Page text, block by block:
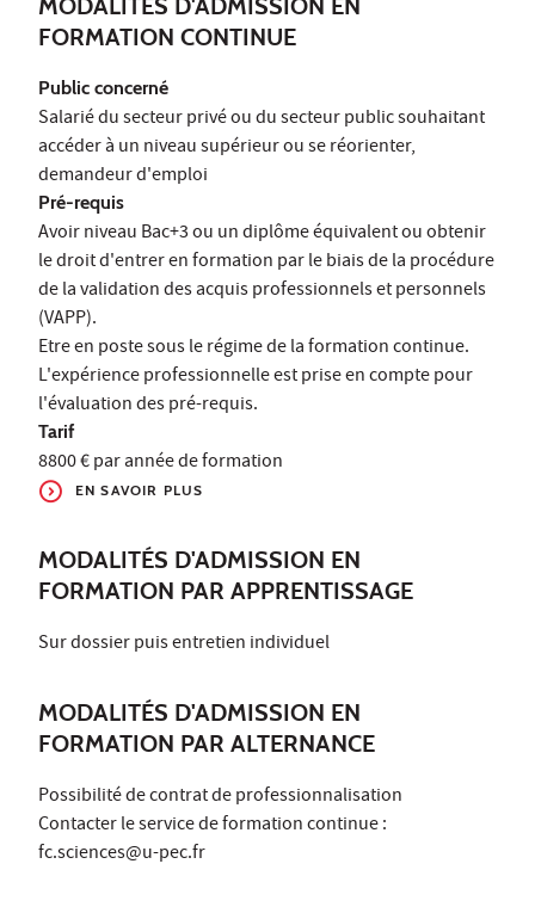
MODALITÉS D'ADMISSION EN
FORMATION CONTINUE
Public concerné
Salarié du secteur privé ou du secteur public souhaitant
accéder à un niveau supérieur ou se réorienter,
demandeur d'emploi
Pré-requis
Avoir niveau Bac+3 ou un diplôme équivalent ou obtenir
le droit d'entrer en formation par le biais de la procédure
de la validation des acquis professionnels et personnels
(VAPP).
Etre en poste sous le régime de la formation continue.
L'expérience professionnelle est prise en compte pour
l'évaluation des pré-requis.
Tarif
8800 € par année de formation
EN SAVOIR PLUS
MODALITÉS D'ADMISSION EN
FORMATION PAR APPRENTISSAGE
Sur dossier puis entretien individuel
MODALITÉS D'ADMISSION EN
FORMATION PAR ALTERNANCE
Possibilité de contrat de professionnalisation
Contacter le service de formation continue :
fc.sciences@u-pec.fr